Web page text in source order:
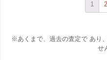
1 2
※あくまで、過去の査定で あり
せ